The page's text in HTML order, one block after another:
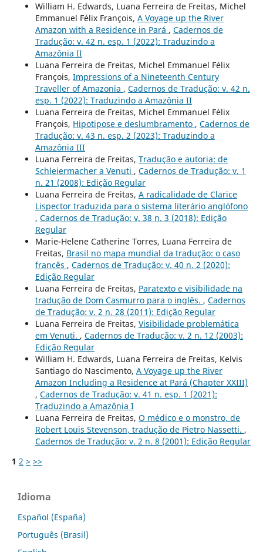
William H. Edwards, Luana Ferreira de Freitas, Michel
Emmanuel Félix François, A Voyage up the River
Amazon with a Residence in Pará , Cadernos de
Tradução: v. 42 n. esp. 1 (2022): Traduzindo a
Amazônia II
Luana Ferreira de Freitas, Michel Emmanuel Félix
François, Impressions of a Nineteenth Century
Traveller of Amazonia , Cadernos de Tradução: v. 42 n.
esp. 1 (2022): Traduzindo a Amazônia II
Luana Ferreira de Freitas, Michel Emmanuel Félix
François, Hipotipose e deslumbramento , Cadernos de
Tradução: v. 43 n. esp. 2 (2023): Traduzindo a
Amazônia III
Luana Ferreira de Freitas, Tradução e autoria: de
Schleiermacher a Venuti , Cadernos de Tradução: v. 1
n. 21 (2008): Edição Regular
Luana Ferreira de Freitas, A radicalidade de Clarice
Lispector traduzida para o sistema literário anglófono
, Cadernos de Tradução: v. 38 n. 3 (2018): Edição
Regular
Marie-Helene Catherine Torres, Luana Ferreira de
Freitas, Brasil no mapa mundial da tradução: o caso
francês , Cadernos de Tradução: v. 40 n. 2 (2020):
Edição Regular
Luana Ferreira de Freitas, Paratexto e visibilidade na
tradução de Dom Casmurro para o inglês. , Cadernos
de Tradução: v. 2 n. 28 (2011): Edição Regular
Luana Ferreira de Freitas, Visibilidade problemática
em Venuti. , Cadernos de Tradução: v. 2 n. 12 (2003):
Edição Regular
William H. Edwards, Luana Ferreira de Freitas, Kelvis
Santiago do Nascimento, A Voyage up the River
Amazon Including a Residence at Pará (Chapter XXIII)
, Cadernos de Tradução: v. 41 n. esp. 1 (2021):
Traduzindo a Amazônia I
Luana Ferreira de Freitas, O médico e o monstro, de
Robert Louis Stevenson, tradução de Pietro Nassetti. ,
Cadernos de Tradução: v. 2 n. 8 (2001): Edição Regular
1 2 > >>
Idioma
Español (España)
Português (Brasil)